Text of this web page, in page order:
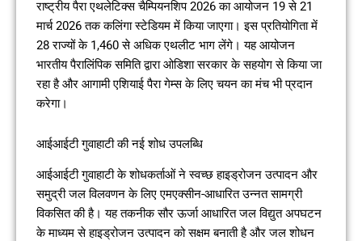
राष्ट्रीय पैरा एथलेटिक्स चैम्पियनशिप 2026 का आयोजन 19 से 21
मार्च 2026 तक कलिंगा स्टेडियम में किया जाएगा। इस प्रतियोगिता में
28 राज्यों के 1,460 से अधिक एथलीट भाग लेंगे। यह आयोजन
भारतीय पैरालिंपिक समिति द्वारा ओडिशा सरकार के सहयोग से किया जा
रहा है और आगामी एशियाई पैरा गेम्स के लिए चयन का मंच भी प्रदान
करेगा।
आईआईटी गुवाहाटी की नई शोध उपलब्धि
आईआईटी गुवाहाटी के शोधकर्ताओं ने स्वच्छ हाइड्रोजन उत्पादन और
समुद्री जल विलवणन के लिए एमएक्सीन-आधारित उन्नत सामग्री
विकसित की है। यह तकनीक सौर ऊर्जा आधारित जल विद्युत अपघटन
के माध्यम से हाइड्रोजन उत्पादन को सक्षम बनाती है और जल शोधन